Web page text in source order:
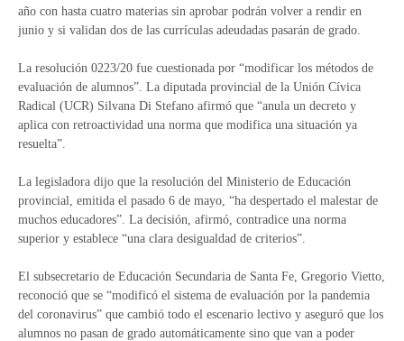
año con hasta cuatro materias sin aprobar podrán volver a rendir en
junio y si validan dos de las currículas adeudadas pasarán de grado.
La resolución 0223/20 fue cuestionada por “modificar los métodos de
evaluación de alumnos”. La diputada provincial de la Unión Cívica
Radical (UCR) Silvana Di Stefano afirmó que “anula un decreto y
aplica con retroactividad una norma que modifica una situación ya
resuelta”.
La legisladora dijo que la resolución del Ministerio de Educación
provincial, emitida el pasado 6 de mayo, “ha despertado el malestar de
muchos educadores”. La decisión, afirmó, contradice una norma
superior y establece “una clara desigualdad de criterios”.
El subsecretario de Educación Secundaria de Santa Fe, Gregorio Vietto,
reconoció que se “modificó el sistema de evaluación por la pandemia
del coronavirus” que cambió todo el escenario lectivo y aseguró que los
alumnos no pasan de grado automáticamente sino que van a poder